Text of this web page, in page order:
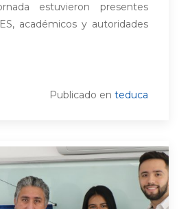
estuvieron presentes
académicos y autoridades
Publicado en teduca